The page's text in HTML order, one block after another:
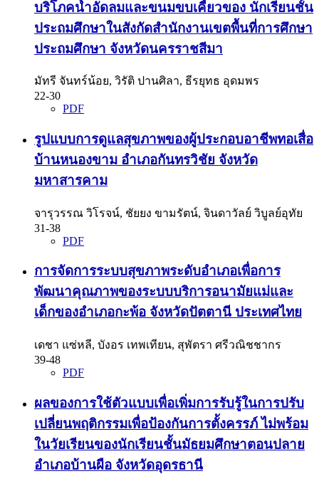
บริโภคน้ำอัดลมและขนมขบเคี้ยวของ นักเรียนชั้น
ประถมศึกษาในสังกัดสำนักงานเขตพื้นที่การศึกษา
ประถมศึกษา จังหวัดนครราชสีมา
มัทรี จันทร์น้อย, วิรัติ ปานศิลา, ธีรยุทธ อุดมพร
22-30
PDF
รูปแบบการดูแลสุขภาพของผู้ประกอบอาชีพทอเสื่อ
บ้านหนองขาม อำเภอกันทรวิชัย จังหวัด
มหาสารคาม
จารุวรรณ วิโรจน์, ชัยยง ขามรัตน์, จินดาวัลย์ วิบูลย์อุทัย
31-38
PDF
การจัดการระบบสุขภาพระดับอำเภอเพื่อการ
พัฒนาคุณภาพของระบบบริการอนามัยแม่และ
เด็กของอำเภอกะพ้อ จังหวัดปัตตานี ประเทศไทย
เดชา แซ่หลี, บังอร เทพเทียน, สุพัตรา ศรีวณิชชากร
39-48
PDF
ผลของการใช้ตัวแบบเพื่อเพิ่มการรับรู้ในการปรับ
เปลี่ยนพฤติกรรมเพื่อป้องกันการตั้งครรภ์ ไม่พร้อม
ในวัยเรียนของนักเรียนชั้นมัธยมศึกษาตอนปลาย
อำเภอบ้านผือ จังหวัดอุดรธานี